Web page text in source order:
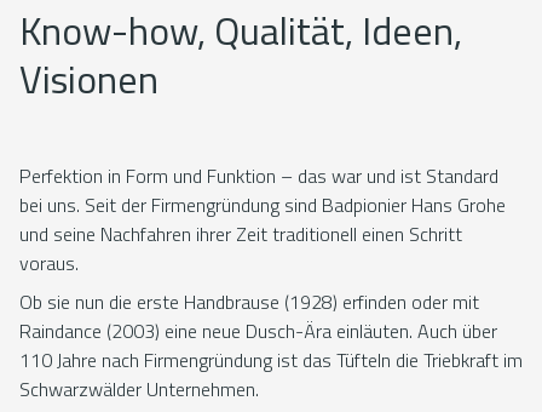
Know-how, Qualität, Ideen,
Visionen
Perfektion in Form und Funktion – das war und ist Standard
bei uns. Seit der Firmengründung sind Badpionier Hans Grohe
und seine Nachfahren ihrer Zeit traditionell einen Schritt
voraus.
Ob sie nun die erste Handbrause (1928) erfinden oder mit
Raindance (2003) eine neue Dusch-Ära einläuten. Auch über
110 Jahre nach Firmengründung ist das Tüfteln die Triebkraft im
Schwarzwälder Unternehmen.